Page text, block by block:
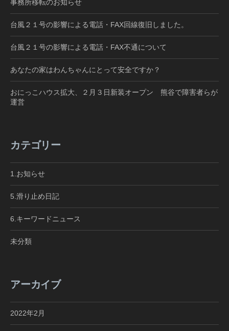
事務所移転のお知らせ
台風２１号の影響による電話・FAX回線復旧しました。
台風２１号の影響による電話・FAX不通について
あなたの家はわんちゃんにとって安全ですか？
おにっこハウス拡大、２月３日新装オープン 熊谷で障害者らが
運営
カテゴリー
1.お知らせ
5.滑り止め日記
6.キーワードニュース
未分類
アーカイブ
2022年2月